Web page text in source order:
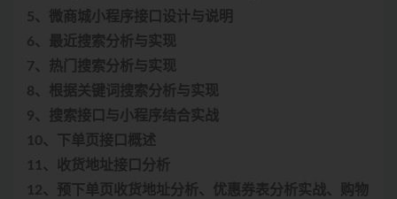
5、微商城小程序接口设计与说明
6、最近搜索分析与实现
7、热门搜索分析与实现
8、根据关键词搜索分析与实现
9、搜索接口与小程序结合实战
10、下单页接口概述
11、收货地址接口分析
12、预下单页收货地址分析、优惠券表分析实战、购物